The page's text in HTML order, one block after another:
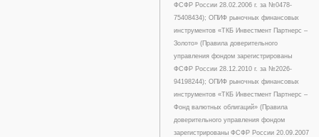
ФСФР России 28.02.2006 г. за №0478-
75408434); ОПИФ рыночных финансовых
инструментов «ТКБ Инвестмент Партнерс –
Золото» (Правила доверительного
управления фондом зарегистрированы
ФСФР России 28.12.2010 г. за №2026-
94198244); ОПИФ рыночных финансовых
инструментов «ТКБ Инвестмент Партнерс –
Фонд валютных облигаций» (Правила
доверительного управления фондом
зарегистрированы ФСФР России 20.09.2007